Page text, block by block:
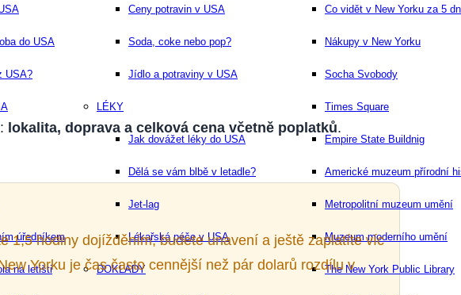
do USA
USA?
úředníkem
na letišti
Ceny potravin v USA
Soda, coke nebo pop?
Jídlo a potraviny v USA
LÉKY
Jak dovážet léky do USA
Dělá se vám blbě v letadle?
Jet-lag
Lékařská péče v USA
DOKLADY
Co vidět v New Yorku za 5
Nákupy v New Yorku
Socha Svobody
Times Square
Empire State Buildnig
Americké muzeum přírodní
Metropolitní muzeum umění
Muzeum moderního umění
The New York Public Library
lokalita, doprava a celková cena včetně poplatků.
1,5 hodiny dojížděním, budete unavení a ještě zaplatíte víc
Yorku je čas často cennější než pár dolarů rozdílu v